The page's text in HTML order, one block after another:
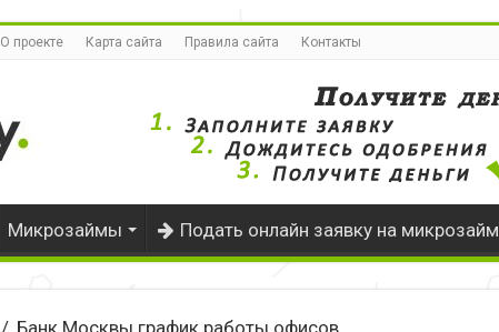
О проекте Карта сайта Правила сайта Контакты
Микрозаймы Подать онлайн заявку на микрозайм
/ Банк Москвы график работы офисов